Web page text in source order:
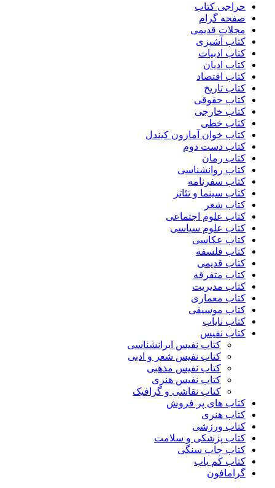
حراجی کتاب
صفحه گرام
مجلات قدیمی
کتاب آشپزی
کتاب ادبیات
کتاب ادیان
کتاب اقتصاد
کتاب تاریخ
کتاب حقوقی
کتاب خارجی
کتاب خطی
کتاب خوان آمازون کیندل
کتاب دست دوم
کتاب رمان
کتاب روانشناسی
کتاب سفرنامه
کتاب سینما و تئاتر
کتاب شعر
کتاب علوم اجتماعی
کتاب علوم سیاسی
کتاب عکاسی
کتاب فلسفه
کتاب قدیمی
کتاب متفرقه
کتاب مدیریت
کتاب معماری
کتاب موسیقی
کتاب نایاب
کتاب نفیس
کتاب نفیس ایرانشناسی
کتاب نفیس شعر و ادبی
کتاب نفیس مذهبی
کتاب نفیس هنری
کتاب نقاشی و گرافیک
کتاب های پر فروش
کتاب هنری
کتاب ورزشی
کتاب پزشکی و سلامت
کتاب چاپ سنگی
کتاب کم یاب
گرامافون